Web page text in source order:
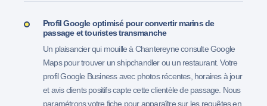
Profil Google optimisé pour convertir marins de
passage et touristes transmanche
Un plaisancier qui mouille à Chantereyne consulte Google
Maps pour trouver un shipchandler ou un restaurant. Votre
profil Google Business avec photos récentes, horaires à jour
et avis clients positifs capte cette clientèle de passage. Nous
paramétrons votre fiche pour apparaître sur les requêtes en